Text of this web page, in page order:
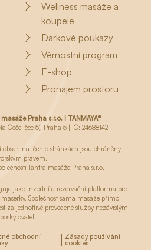
Wellness masáže a
koupele
Dárkové poukazy
Věrnostní program
E-shop
Pronájem prostoru
Praha s.r.o. | TANMAYA®
Čečeličce 5), Praha 5 | IČ: 24688142
obsah na těchto stránkách jsou chráněny
právem.
Tantra masáže Praha s.r.o.
jako inzertní a rezervační platforma pro
Společnost sama masáže přímo
za jednotlivě provedené služby nezávislými
poskytovateli.
obchodní Zásady používání
cookies